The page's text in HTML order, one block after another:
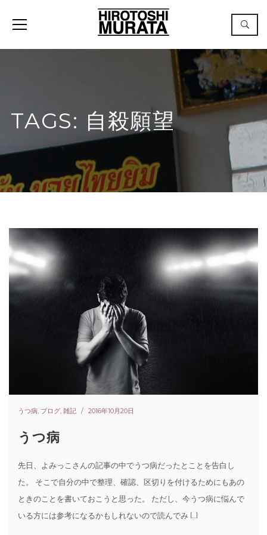
TAGS: 自殺願望
うつ病 ブログ 雑記 2016年10月20日
うつ病
先日、よみっこさんの記事の中でうつ病だったとことを告白し
た。 そこで自分の中で整理、確認、区切りを付けるためにもあの
ときのことを書いておこうと思った。 ただし、今うつ病に悩んで
いる方には参考になるかもしれないので読んでみ […]